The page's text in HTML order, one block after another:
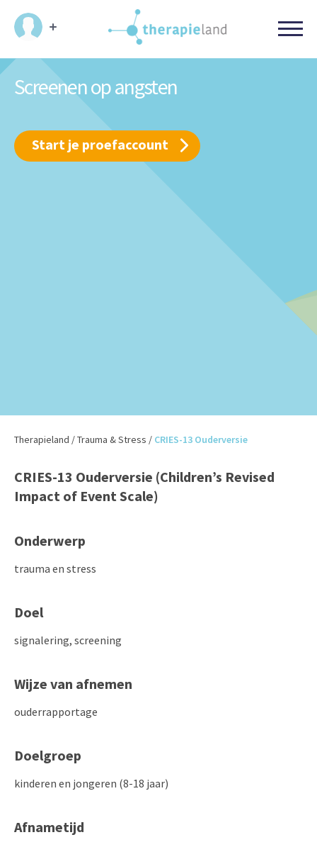
Screenen op angsten
Start je proefaccount
Therapieland /Trauma & Stress / CRIES-13 Ouderversie
CRIES-13 Ouderversie (Children’s Revised
Impact of Event Scale)
Onderwerp
trauma en stress
Doel
signalering, screening
Wijze van afnemen
ouderrapportage
Doelgroep
kinderen en jongeren (8-18 jaar)
Afnametijd